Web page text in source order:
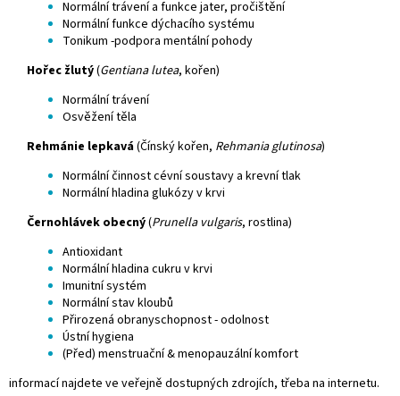
Normální trávení a funkce jater, pročištění
Normální funkce dýchacího systému
Tonikum -podpora mentální pohody
Hořec žlutý(Gentiana lutea, kořen)
Normální trávení
Osvěžení těla
Rehmánie lepkavá(Čínský kořen, Rehmania glutinosa)
Normální činnost cévní soustavy a krevní tlak
Normální hladina glukózy v krvi
Černohlávek obecný(Prunella vulgaris, rostlina)
Antioxidant
Normální hladina cukru v krvi
Imunitní systém
Normální stav kloubů
Přirozená obranyschopnost - odolnost
Ústní hygiena
(Před) menstruační & menopauzální komfort
informací najdete ve veřejně dostupných zdrojích, třeba na internetu.